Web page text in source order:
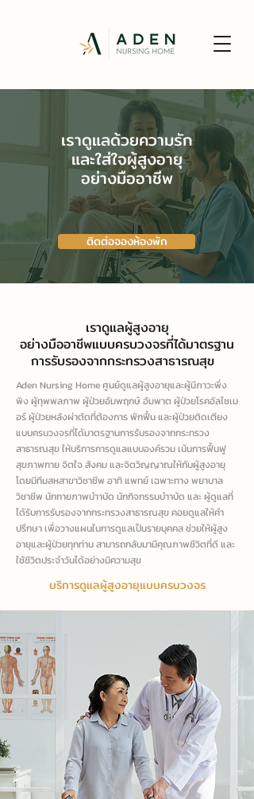
เราดูแลด้วยความรัก
และใส่ใจผู้สูงอายุ
อย่างมืออาชีพ
ติดต่อจองห้องพัก
เราดูแลผู้สูงอายุ
อย่างมืออาชีพแบบครบวงจรที่ได้มาตรฐาน
การรับรองจากกระทรวงสาธารณสุข
Aden Nursing Home ศูนย์ดูแลผู้สูงอายุและผู้มีภาวะพึ่ง
พิง ผู้ทุพพลภาพ ผู้ป่วยอัมพฤกษ์ อัมพาต ผู้ป่วยโรคอัลไซเม
อร์ ผู้ป่วยหลังผ่าตัดที่ต้องการ พักฟื้น และผู้ป่วยติดเตียง
แบบครบวงจรที่ได้มาตรฐานการรับรองจากกระทรวง
สาธารณสุข ให้บริการการดูแลแบบองค์รวม เน้นการฟื้นฟู
สุขภาพกาย จิตใจ สังคม และจิตวิญญาณให้กับผู้สูงอายุ
โดยมีทีมสหสาขาวิชาชีพ อาทิ แพทย์ เฉพาะทาง พยาบาล
วิชาชีพ นักกายภาพบําาบัด นักกิจกรรมบําาบัด และ ผู้ดูแลที่
ได้รับการรับรองจากกระทรวงสาธารณสุข คอยดูแลให้คํา
ปรึกษา เพื่อวางแผนในการดูแลเป็นรายบุคคล ช่วยให้ผู้สูง
อายุและผู้ป่วยทุกท่าน สามารถกลับมามีคุณภาพชีวิตที่ดี และ
ใช้ชีวิตประจําวันได้อย่างมีความสุข
บริการดูแลผู้สูงอายุแบบครบวงจร